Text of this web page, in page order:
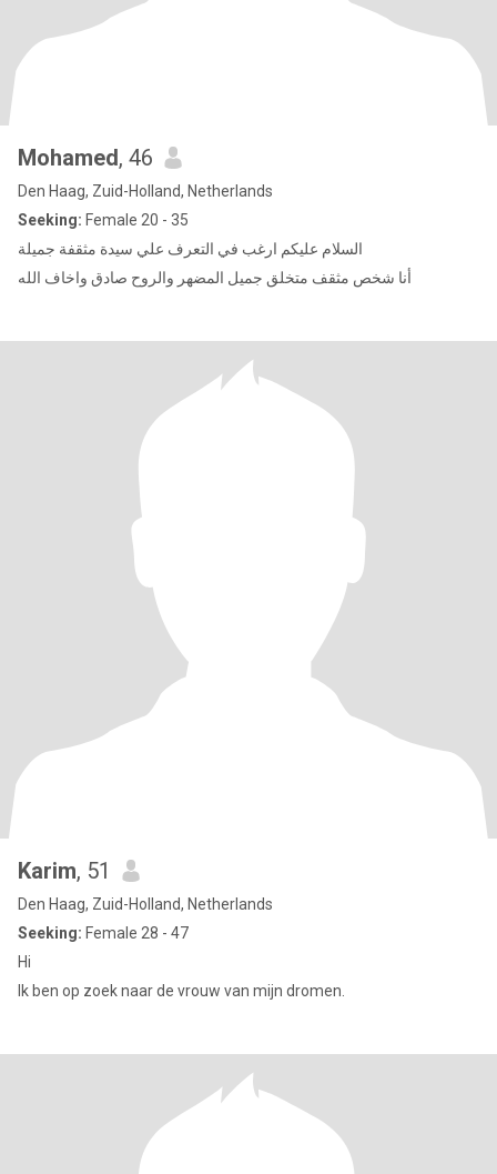
Mohamed, 46
Den Haag, Zuid-Holland, Netherlands
Seeking: Female 20 - 35
السلام عليكم ارغب في التعرف علي سيدة مثقفة جميلة
أنا شخص مثقف متخلق جميل المضهر والروح صادق واخاف الله
Karim, 51
Den Haag, Zuid-Holland, Netherlands
Seeking: Female 28 - 47
Hi
Ik ben op zoek naar de vrouw van mijn dromen.